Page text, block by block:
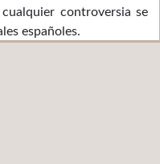
controversia se
españoles.